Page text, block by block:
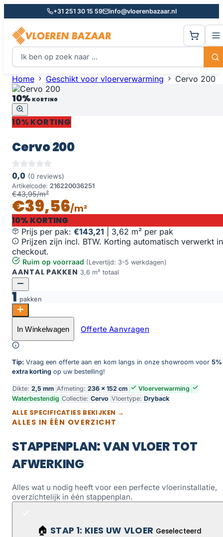
+31 251 30 15 59 info@vloerenbazaar.nl
Home Geschikt voor vloerverwarming Cervo 200
10% KORTING
10% KORTING
Cervo 200
0,0 (0 reviews)
Artikelcode: 216220036251
€43,95/m²
€39,56/m²
10% KORTING
Prijs per pak: €143,21
3,62 m² per pak
Prijzen zijn incl. BTW. Korting automatisch verwerkt in
checkout.
Ruim op voorraad (Levertijd: 3-5 werkdagen)
AANTAL PAKKEN 3,6 m² totaal
1 pakken
Cervo 200 aantal
Toevoegen aan winkelwagen
In Winkelwagen Offerte Aanvragen
Tip: Vraag een offerte aan en kom langs in onze showroom voor 5%
extra korting op uw bestelling!
Dikte: 2,5 mm Afmeting: 236 × 152 cm
Vloerverwarming
Waterbestendig Collectie: Cervo Vloertype: Dryback
ALLE SPECIFICATIES BEKIJKEN →
ALLES IN ÉÉN OVERZICHT
STAPPENPLAN: VAN VLOER TOT
AFWERKING
Alles wat u nodig heeft voor een perfecte vloerinstallatie,
overzichtelijk in één stappenplan.
🏠 STAP 1: KIES UW VLOER Geselecteerd